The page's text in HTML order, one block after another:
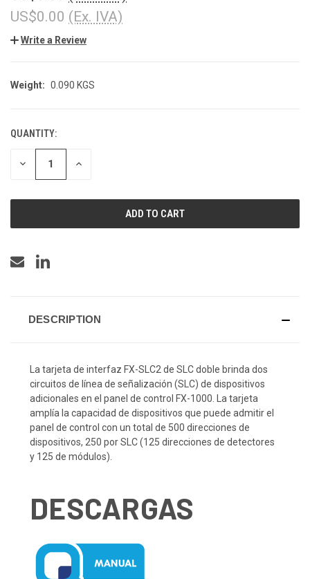
US$0.00 (Ex. IVA)
Write a Review
Weight: 0.090 KGS
CURRENT
STOCK:
QUANTITY:
DECREASE INCREASE
DESCRIPTION
La tarjeta de interfaz FX-SLC2 de SLC doble brinda dos
circuitos de línea de señalización (SLC) de dispositivos
adicionales en el panel de control FX-1000. La tarjeta
amplía la capacidad de dispositivos que puede admitir el
panel de control con un total de 500 direcciones de
dispositivos, 250 por SLC (125 direcciones de detectores
y 125 de módulos).
DESCARGAS